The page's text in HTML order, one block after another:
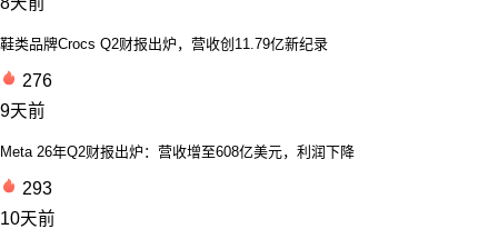
鞋类品牌Crocs Q2财报出炉，营收创11.79亿新纪录
276
9天前
Meta 26年Q2财报出炉：营收增至608亿美元，利润下降
293
10天前